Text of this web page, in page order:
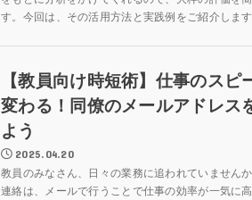
す。今回は、その活用方法と実践例をご紹介します
【教員向け時短術】仕事のスピ
変わる！同僚のメールアドレス
よう
2025.04.20
教員のみなさん、日々の業務に追われていません
連絡は、メールで行うことで仕事の効率が一気に